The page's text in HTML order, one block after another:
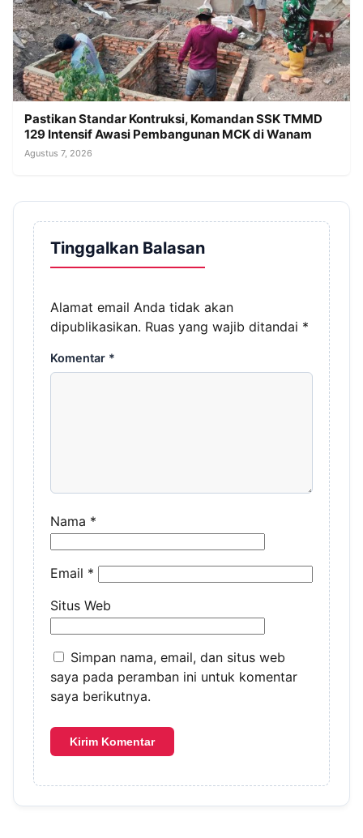
Pastikan Standar Kontruksi, Komandan SSK TMMD
129 Intensif Awasi Pembangunan MCK di Wanam
Agustus 7, 2026
Tinggalkan Balasan
Alamat email Anda tidak akan
dipublikasikan. Ruas yang wajib ditandai *
Komentar *
Nama *
Email *
Situs Web
Simpan nama, email, dan situs web
saya pada peramban ini untuk komentar
saya berikutnya.